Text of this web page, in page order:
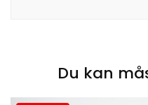
Du kan